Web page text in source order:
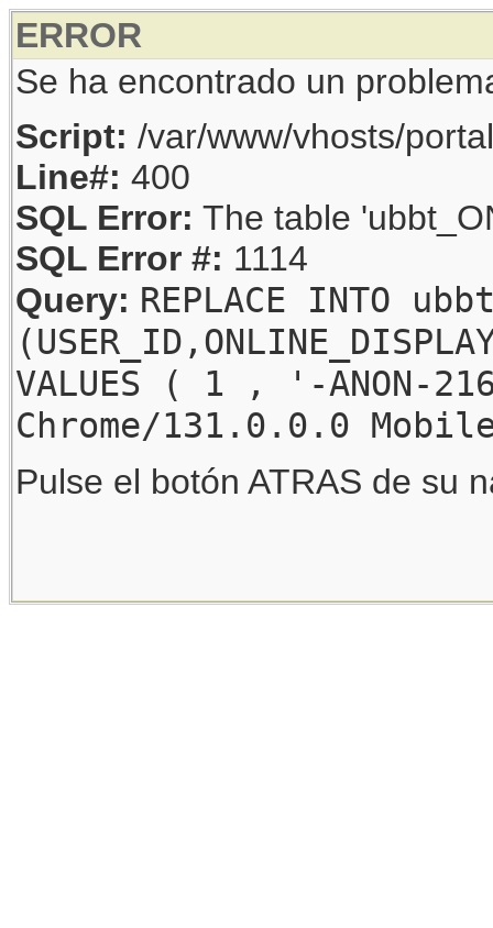
ERROR
Se ha encontrado un
Script: /var/www/vhosts/
Line#: 400
SQL Error: The table
SQL Error #: 1114
Query: REPLACE INTO
VALUES ( 1 , '-
Chrome/131.0.0.0
Pulse el botón ATRAS de su